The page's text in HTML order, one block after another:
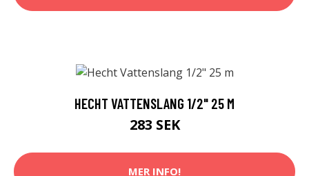
HECHT VATTENSLANG 1/2" 25 M
283 SEK
MER INFO!